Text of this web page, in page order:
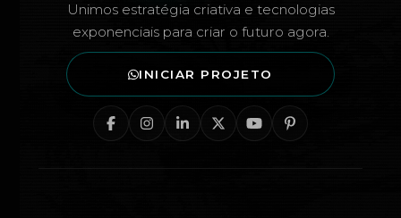
Unimos estratégia criativa e tecnologias
exponenciais para criar o futuro agora.
INICIAR PROJETO